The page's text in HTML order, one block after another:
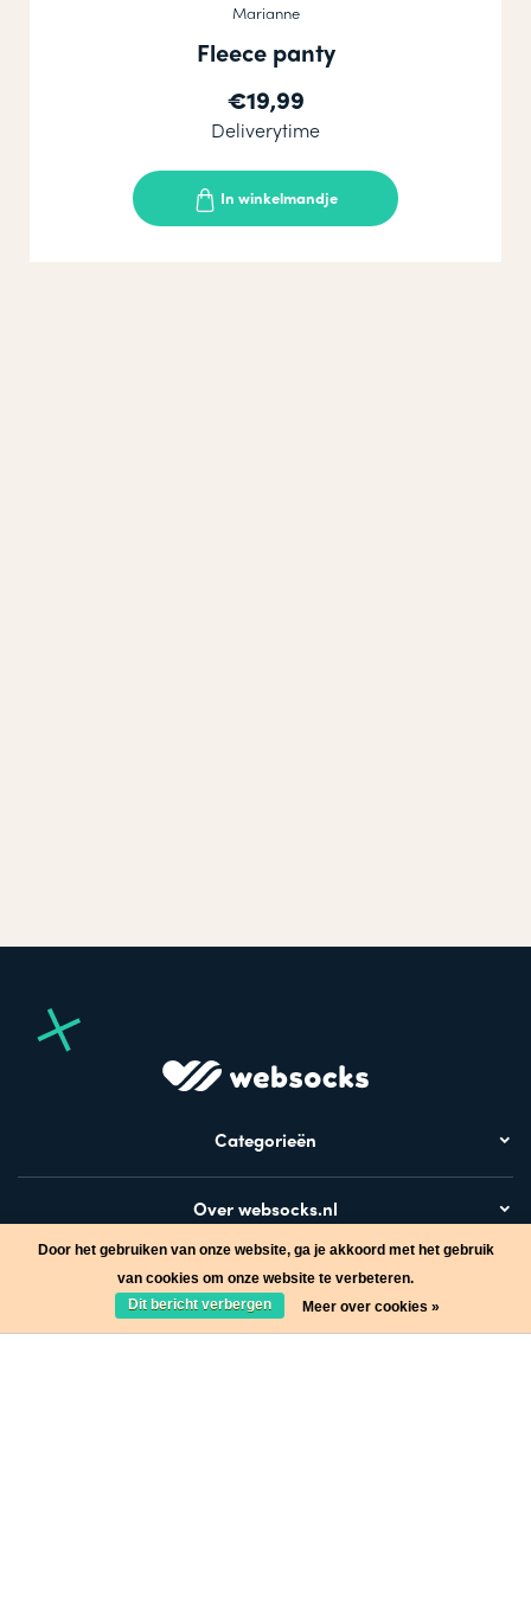
Marianne
Fleece panty
€19,99
Deliverytime
In winkelmandje
Categorieën
Over websocks.nl
Bezoek ook
Door het gebruiken van onze website, ga je akkoord met het gebruik
van cookies om onze website te verbeteren.
Dit bericht verbergen
Meer over cookies »